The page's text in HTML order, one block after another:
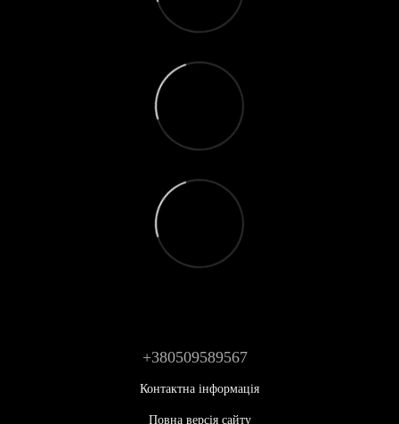
+380509589567
Контактна інформація
Повна версія сайту